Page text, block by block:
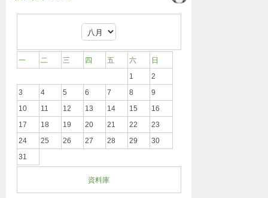
一 二 三 四 五 六
日
1
2
3
4 5 6 7 8
9
10
11 12 13 14 15
16
17
18 19 20 21 22
23
24
25 26 27 28 29
30
31
資料庫